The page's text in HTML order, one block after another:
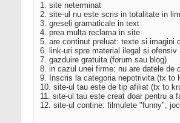
1. site neterminat
2. site-ul nu este scris in totalitate in
3. greseli gramaticale in text
4. prea multa reclama in site
5. are continut preluat: texte si imagini
6. link-uri spre material ilegal si
7. gazduire gratuita (forum sau blog)
8. in cazul unei firme: nu are datele de
9. Inscris la categoria nepotrivita (tx to
10. site-ul tau este de tip afiliat (tx to
11. site-ul tau este creat doar pentru a
12. site-ul contine: filmulete "funny",